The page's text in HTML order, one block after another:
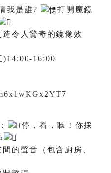
我是誰?
打開魔鏡
令人驚奇的鏡像效
)14:00-16:00
停，看，聽 ! 你採
的聲音（包含廚房、